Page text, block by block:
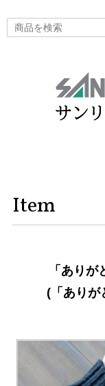
Item
「あり
(「ありが